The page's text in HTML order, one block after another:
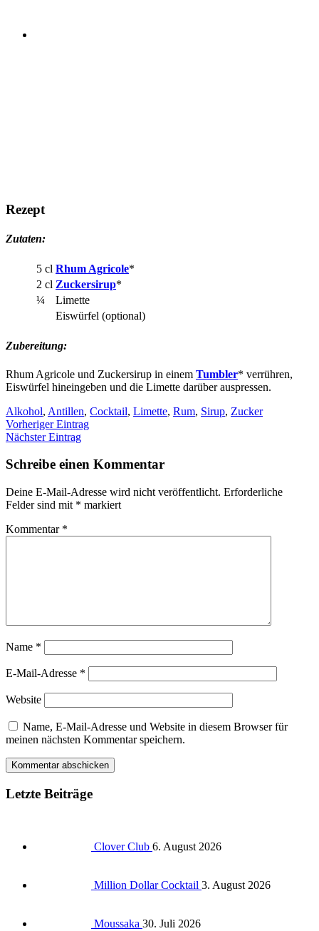
Rezept
Zutaten:
5 cl Rhum Agricole*
2 cl Zuckersirup*
¼
Limette
Eiswürfel (optional)
Zubereitung:
Rhum Agricole und Zuckersirup in einem Tumbler* verrühren,
Eiswürfel hineingeben und die Limette darüber auspressen.
Alkohol, Antillen, Cocktail, Limette, Rum, Sirup, Zucker
Vorheriger Eintrag
Nächster Eintrag
Schreibe einen Kommentar
Deine E-Mail-Adresse wird nicht veröffentlicht. Erforderliche
Felder sind mit * markiert
Kommentar *
Name *
E-Mail-Adresse *
Website
Name, E-Mail-Adresse und Website in diesem Browser für
meinen nächsten Kommentar speichern.
Letzte Beiträge
Clover Club 6. August 2026
Million Dollar Cocktail 3. August 2026
Moussaka 30. Juli 2026